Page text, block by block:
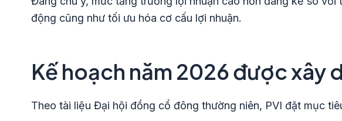
động cũng như tối ưu hóa cơ cấu lợi nhuận.
Kế hoạch năm 2026 được
Theo tài liệu Đại hội đồng cổ đông thường niên, PVI đặt mục